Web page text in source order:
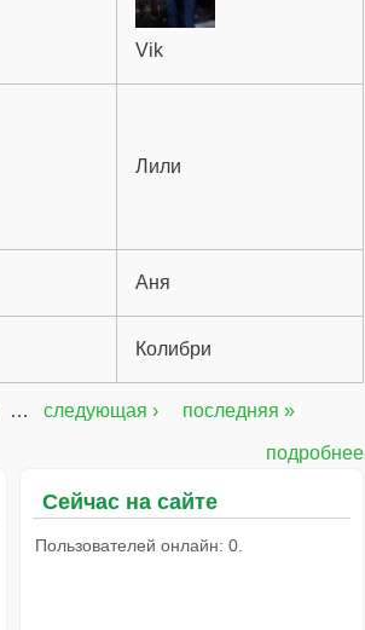
Vik
Лили
Аня
Колибри
… следующая › последняя »
подробнее
Сейчас на сайте
Пользователей онлайн: 0.